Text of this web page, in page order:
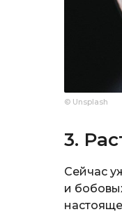
© Unsplash
3.
Сейчас
и